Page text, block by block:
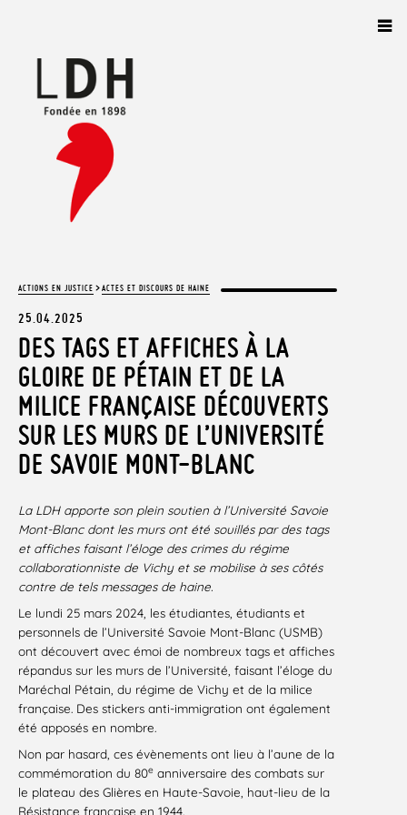
ACTIONS EN JUSTICE >ACTES ET DISCOURS DE HAINE
25.04.2025
DES TAGS ET AFFICHES À LA
GLOIRE DE PÉTAIN ET DE LA
MILICE FRANÇAISE DÉCOUVERTS
SUR LES MURS DE L’UNIVERSITÉ
DE SAVOIE MONT-BLANC
La LDH apporte son plein soutien à l’Université Savoie
Mont-Blanc dont les murs ont été souillés par des tags
et affiches faisant l’éloge des crimes du régime
collaborationniste de Vichy et se mobilise à ses côtés
contre de tels messages de haine.
Le lundi 25 mars 2024, les étudiantes, étudiants et
personnels de l’Université Savoie Mont-Blanc (USMB)
ont découvert avec émoi de nombreux tags et affiches
répandus sur les murs de l’Université, faisant l’éloge du
Maréchal Pétain, du régime de Vichy et de la milice
française. Des stickers anti-immigration ont également
été apposés en nombre.
Non par hasard, ces évènements ont lieu à l’aune de la
commémoration du 80e anniversaire des combats sur
le plateau des Glières en Haute-Savoie, haut-lieu de la
Résistance française en 1944.